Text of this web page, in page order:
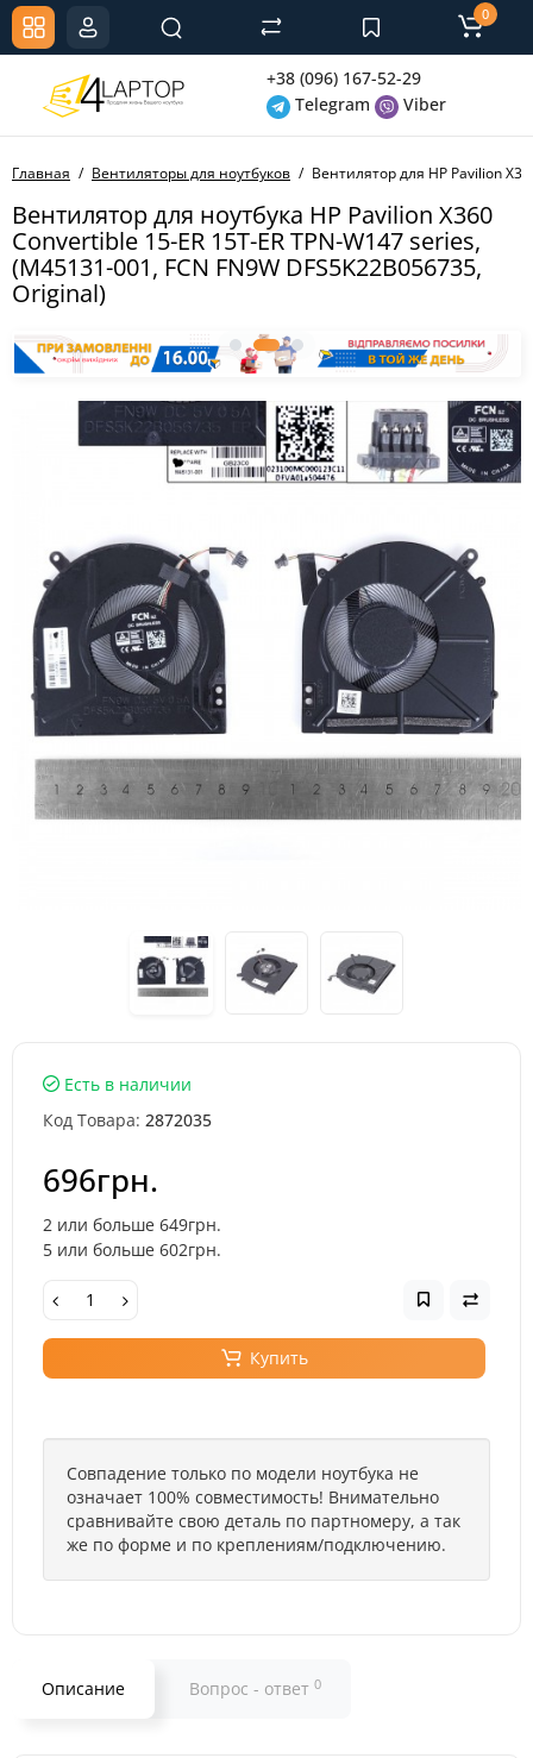
+38 (096) 167-52-29
Telegram
Viber
0
Главная Вентиляторы для ноутбуков Вентилятор для HP Pavilion
Вентилятор для ноутбука HP Pavilion X360
Convertible 15-ER 15T-ER TPN-W147 series,
(M45131-001, FCN FN9W DFS5K22B056735,
Original)
Есть в наличии
Код Товара: 2872035
696грн.
2 или больше 649грн.
5 или больше 602грн.
Купить
Совпадение только по модели ноутбука не
означает 100% совместимость! Внимательно
сравнивайте свою деталь по партномеру, а так
же по форме и по креплениям/подключению.
Описание Вопрос - ответ 0